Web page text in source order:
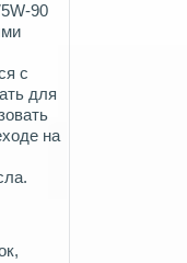
90
с
для
на